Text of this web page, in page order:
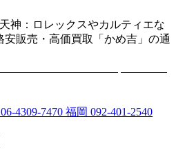
神：ロレックスやカルティエな
安販売・高価買取「かめ吉」の通
06-4309-7470 福岡 092-401-2540